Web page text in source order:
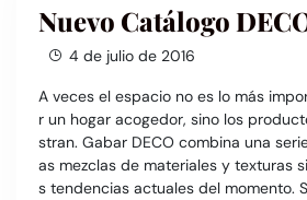
Nuevo Catálogo
4 de julio de 2016
A veces el espacio no es lo más
r un hogar acogedor, sino los
stran. Gabar DECO combina una
as mezclas de materiales y texturas
s tendencias actuales del momento.